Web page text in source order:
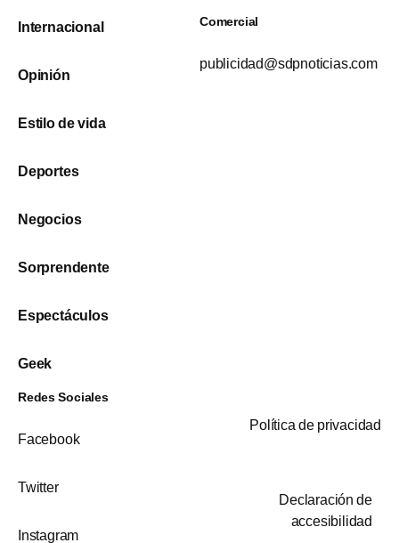
Internacional
Opinión
Estilo de vida
Deportes
Negocios
Sorprendente
Espectáculos
Geek
Comercial
publicidad@sdpnoticias.com
Redes Sociales
Facebook
Twitter
Instagram
Política de privacidad
Declaración de
accesibilidad